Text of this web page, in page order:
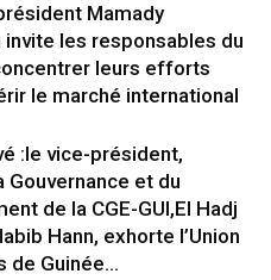
Mamady
invite les responsables du
leurs efforts
le marché international
:le vice-président,
Gouvernance et du
de la CGE-GUI,El Hadj
Hann, exhorte l’Union
de Guinée...